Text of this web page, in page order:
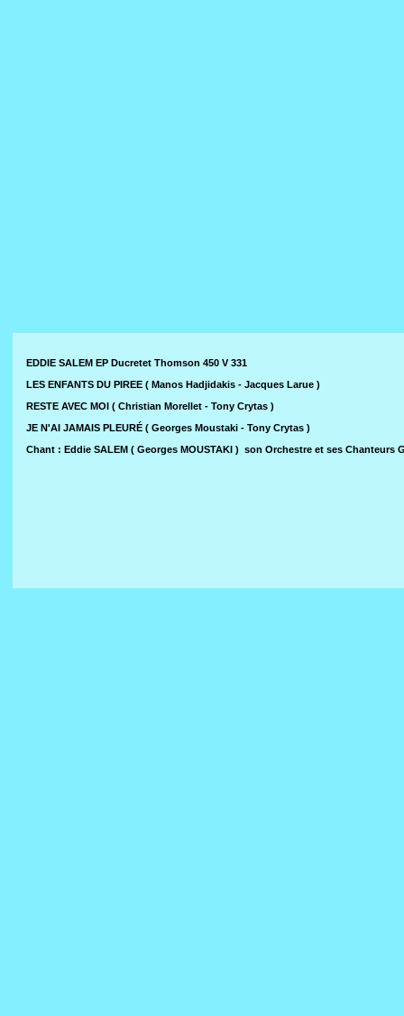
EDDIE SALEM EP Ducretet Thomson 450 V 331
LES ENFANTS DU PIREE ( Manos Hadjidakis - Jacques Larue )
RESTE AVEC MOI ( Christian Morellet - Tony Crytas )
JE N'AI JAMAIS PLEURÉ ( Georges Moustaki - Tony Crytas )
Chant : Eddie SALEM ( Georges MOUSTAKI ) son Orchestre et ses Chanteurs